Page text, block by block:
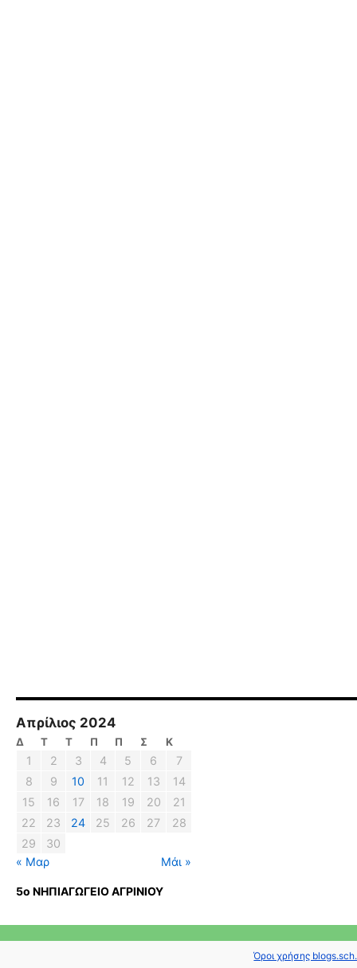
Απρίλιος 2024
Δ Τ Τ Π Π Σ Κ
1 2 3 4 5 6
7
8
9 10 11 12 13
14
15
16 17 18 19 20
21
22
23 24 25 26 27
28
29
30
« Μαρ
Μάι »
5ο ΝΗΠΙΑΓΩΓΕΙΟ ΑΓΡΙΝΙΟΥ
Όροι χρήσης